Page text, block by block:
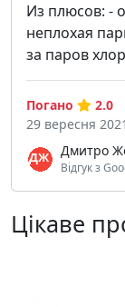
Из плюсов: -
неплохая
за паров
Дмитро
Відгук з
Погано
2.0
29 вересня
Цікаве